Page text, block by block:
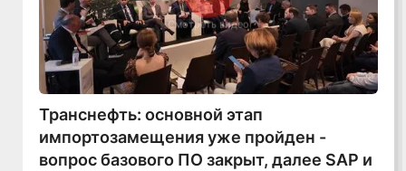
Смотреть видео
Транснефть: основной этап
импортозамещения уже пройден -
вопрос базового ПО закрыт, далее SAP и